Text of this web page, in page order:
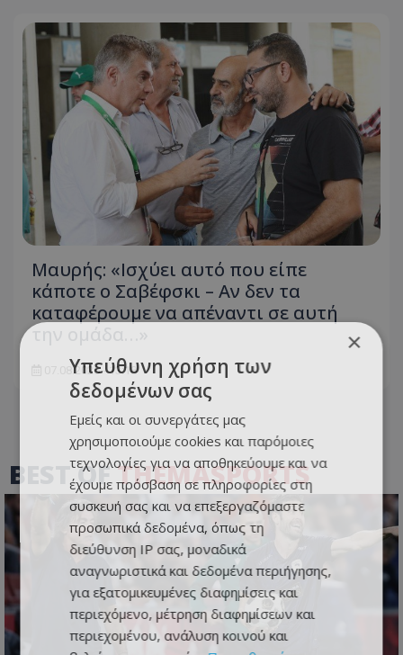
Μαυρής: «Ισχύει αυτό που είπε
κάποτε ο Σαβέφσκι – Αν δεν τα
καταφέρουμε να απέναντι σε αυτή
την ομάδα…»
07.08.2026 - 13:18
BEST OFTHEMASPORTS
×
Υπεύθυνη χρήση των
δεδομένων σας
Εμείς και οι συνεργάτες μας
χρησιμοποιούμε cookies και παρόμοιες
τεχνολογίες για να αποθηκεύουμε και να
έχουμε πρόσβαση σε πληροφορίες στη
συσκευή σας και να επεξεργαζόμαστε
προσωπικά δεδομένα, όπως τη
διεύθυνση IP σας, μοναδικά
αναγνωριστικά και δεδομένα περιήγησης,
για εξατομικευμένες διαφημίσεις και
περιεχόμενο, μέτρηση διαφημίσεων και
περιεχομένου, ανάλυση κοινού και